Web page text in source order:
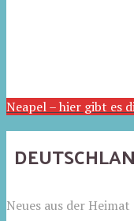
Neapel – hier gibt es
Neues aus der Heimat